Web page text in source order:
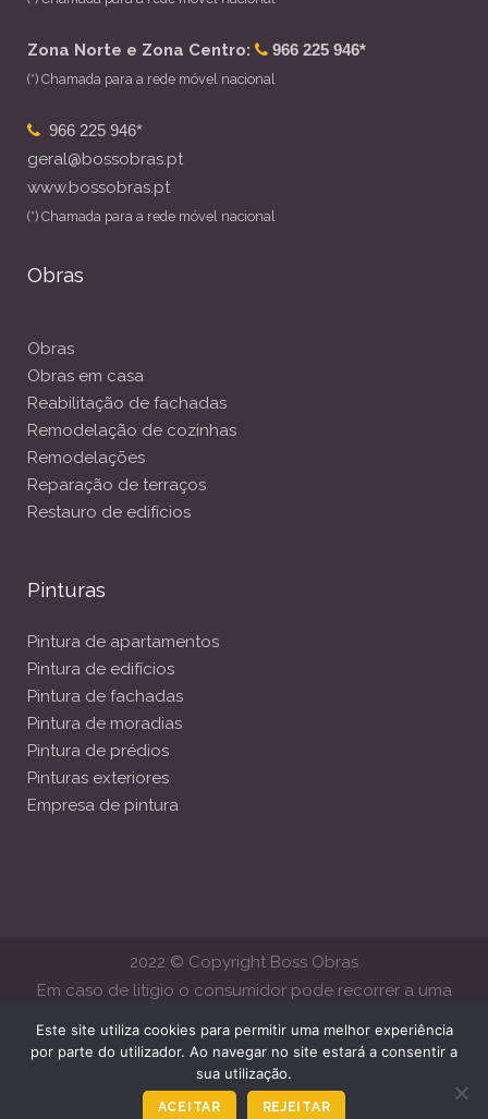
Zona Norte e Zona Centro: 966 225 946*
(*) Chamada para a rede móvel nacional
966 225 946*
geral@bossobras.pt
www.bossobras.pt
(*) Chamada para a rede móvel nacional
Obras
Obras
Obras em casa
Reabilitação de fachadas
Remodelação de cozinhas
Remodelações
Reparação de terraços
Restauro de edifícios
Pinturas
Pintura de apartamentos
Pintura de edifícios
Pintura de fachadas
Pintura de moradias
Pintura de prédios
Pinturas exteriores
Empresa de pintura
2022 © Copyright Boss Obras
Em caso de litígio o consumidor pode recorrer a uma
Centro de Arbitragem de Conflitos de Consumo de Lisboa
www.centroarbitragemlisboa.ptMais informações em Portal do
Consumidowww.consumidor.gov.pt
Este site utiliza cookies para permitir uma melhor experiência
por parte do utilizador. Ao navegar no site estará a consentir a
sua utilização.
ACEITAR REJEITAR